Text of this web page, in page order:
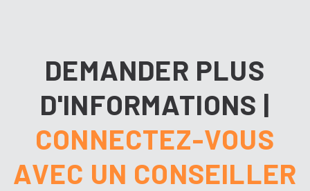
DEMANDER PLUS
D'INFORMATIONS |
CONNECTEZ-VOUS
AVEC UN CONSEILLER